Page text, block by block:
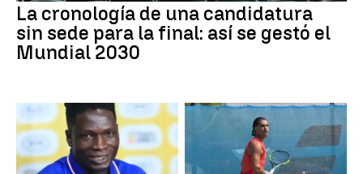
La cronología de una candidatura
sin sede para la final: así se gestó el
Mundial 2030